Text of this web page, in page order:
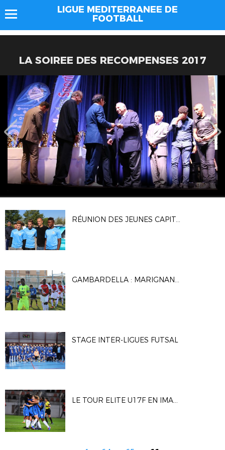
LIGUE MEDITERRANEE DE
FOOTBALL
LA SOIREE DES RECOMPENSES 2017
RÉUNION DES JEUNES CAPITAINES MÉDITERRANÉENS
GAMBARDELLA : MARIGNANE GIGNAC FC / AS MONACO
STAGE INTER-LIGUES FUTSAL
LE TOUR ELITE U17F EN IMAGES